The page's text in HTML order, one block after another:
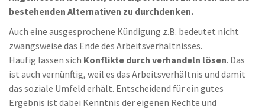
bestehenden Alternativen zu durchdenken.
Auch eine ausgesprochene Kündigung z.B. bedeutet nicht
zwangsweise das Ende des Arbeitsverhältnisses.
Häufig lassen sich Konflikte durch verhandeln lösen. Das
ist auch vernünftig, weil es das Arbeitsverhältnis und damit
das soziale Umfeld erhält. Entscheidend für ein gutes
Ergebnis ist dabei Kenntnis der eigenen Rechte und